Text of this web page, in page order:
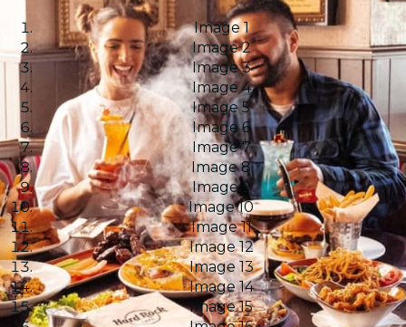
Image 1
Image 2
Image 3
Image 4
Image 5
Image 6
Image 7
Image 8
Image 9
Image 10
Image 11
Image 12
Image 13
Image 14
Image 15